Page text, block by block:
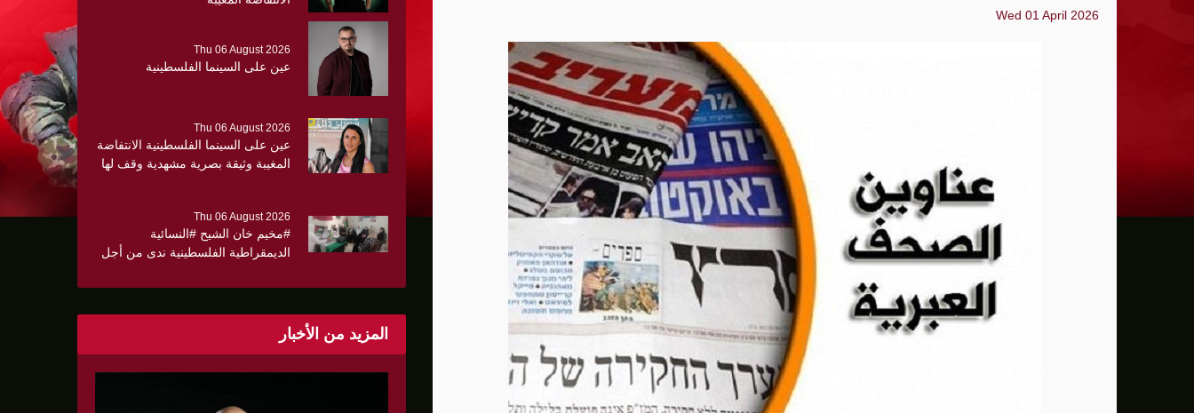
حماية الصحافيين تكرّم الصحافية كريستينا عاصي التي أصيبت بقصف إسرائيلي
فانس يؤكد وجود اختلافات في الرأي مع نتنياهو..,المفاوضات مع إيران "معقدة"
إيران تهدد بمهاجمة دول الخليج إذا تعرضت لهجمات أمريكية جديدة
ن.تايمز: مشرعون أمريكيون يسعون لشراكة عسكرية مع إسرائيل
الدفاع الروسية: ضربنا سفينتين محملتين بشحنات عسكرية قبالة سواحل أوديسا
التماس للسماح لطبيب مستقل بفحص حسام أبو صفية
الرئيس الإيراني: التواصل مع خامنئي "صعب للغاية" حاليا
"وول ستريت" ترتفع بدعم آمال التهدئة في الشرق الأوسط
Wed 01 April 2026
Thu 06 August 2026
عين على السينما الفلسطينية
Thu 06 August 2026
عين على السينما الفلسطينية الانتفاضة
المغيبة وثيقة بصرية مشهدية وقف لها
Thu 06 August 2026
#مخيم خان الشيح #النسائية
الديمقراطية الفلسطينية ندى من أجل
صحية عن ألتهاب الكبد وتوزّع
المزيد من الأخبار